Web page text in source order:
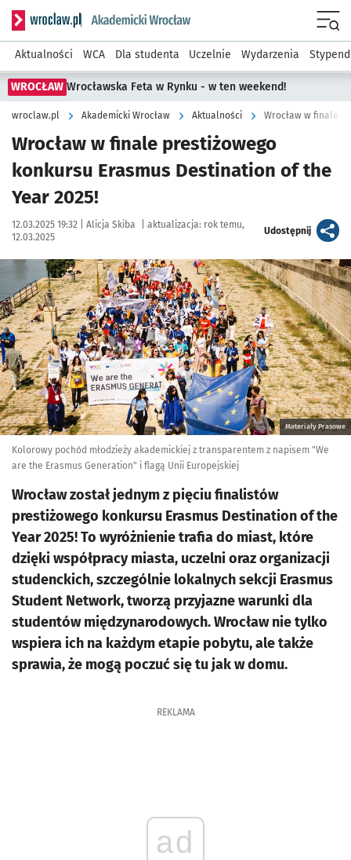
Serwis informacyjny wroclaw.pl podserwis: Akademicki
Aktualności WCA Dla studenta Uczelnie Wydarzenia
WROCŁAW Wrocławska Feta w Rynku - w ten weekend!
wroclaw.pl Akademicki Wrocław Aktualności Wrocław w finale
Wrocław w finale prestiżowego
konkursu Erasmus Destination of the
Year 2025!
Data publikacji:
12.03.2025 19:32 | Autor:
Alicja Skiba aktualizacja: rok temu,
12.03.2025
Udostępnijartykuł
Kliknij, aby powiększyć
Materiały Prasowe
Kolorowy pochód młodzieży akademickiej z transparentem z napisem "We
are the Erasmus Generation" i flagą Unii Europejskiej
Wrocław został jednym z pięciu finalistów
prestiżowego konkursu Erasmus Destination of the
Year 2025! To wyróżnienie trafia do miast, które
dzięki współpracy miasta, uczelni oraz organizacji
studenckich, szczególnie lokalnych sekcji Erasmus
Student Network, tworzą przyjazne warunki dla
studentów międzynarodowych. Wrocław nie tylko
wspiera ich na każdym etapie pobytu, ale także
sprawia, że mogą poczuć się tu jak w domu.
REKLAMA
ad